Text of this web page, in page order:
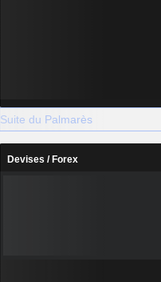
Suite du Palmarès
Devises / Forex